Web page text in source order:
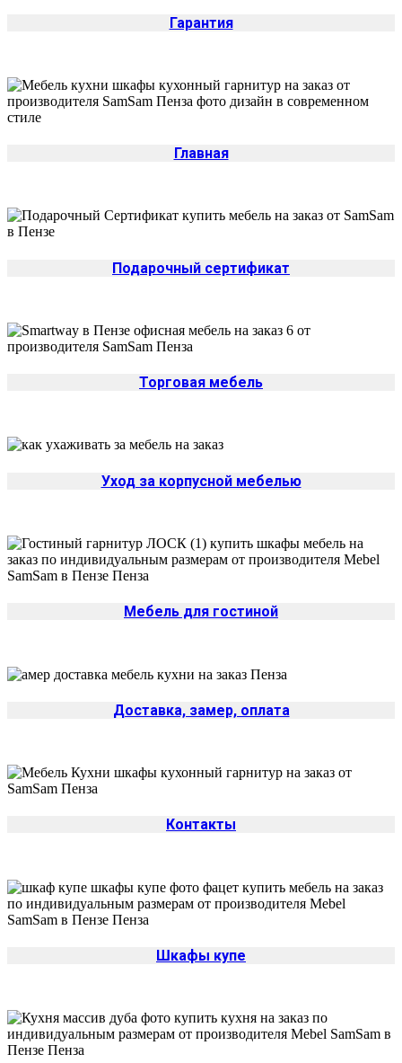
Гарантия
Главная
Подарочный сертификат
Торговая мебель
Уход за корпусной мебелью
Мебель для гостиной
Доставка, замер, оплата
Контакты
Шкафы купе